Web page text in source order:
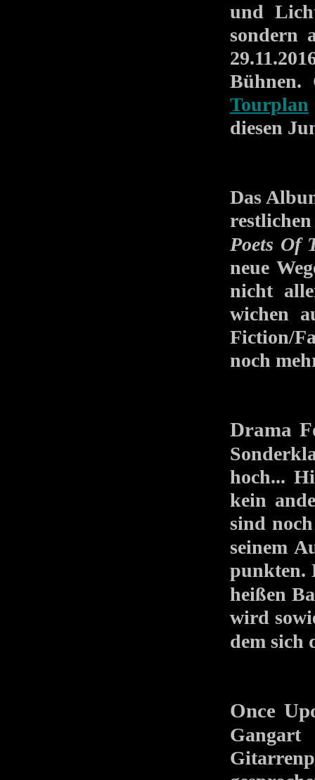
und
sondern
Tourplan
diesen
Das
Poets Of
neue
nicht
wichen
Fiction/
noch
Drama
hoch...
kein
sind
seinem
heißen
wird
dem sich
Once
Gangart